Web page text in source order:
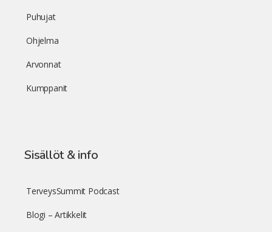
Puhujat
Ohjelma
Arvonnat
Kumppanit
Sisällöt & info
TerveysSummit Podcast
Blogi – Artikkelit